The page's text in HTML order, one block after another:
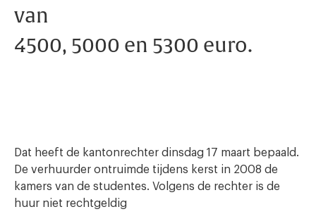
van
4500, 5000 en 5300 euro.
Dat heeft de kantonrechter dinsdag 17 maart bepaald.
De verhuurder ontruimde tijdens kerst in 2008 de
kamers van de studentes. Volgens de rechter is de
huur niet rechtgeldig